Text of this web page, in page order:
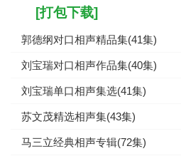
[打包下载]
郭德纲对口相声精品集(41集)
刘宝瑞对口相声作品集(40集)
刘宝瑞单口相声集选(41集)
苏文茂精选相声集(43集)
马三立经典相声专辑(72集)